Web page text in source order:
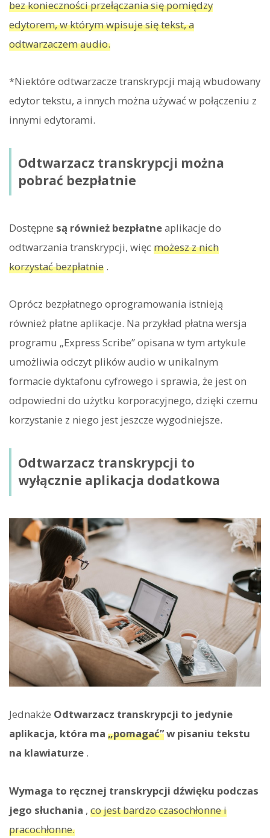
bez konieczności przełączania się pomiędzy
edytorem, w którym wpisuje się tekst, a
odtwarzaczem audio.
*Niektóre odtwarzacze transkrypcji mają wbudowany
edytor tekstu, a innych można używać w połączeniu z
innymi edytorami.
Odtwarzacz transkrypcji można
pobrać bezpłatnie
Dostępne są również bezpłatneaplikacje do
odtwarzania transkrypcji, więcmożesz z nich
korzystać bezpłatnie .
Oprócz bezpłatnego oprogramowania istnieją
również płatne aplikacje. Na przykład płatna wersja
programu „Express Scribe” opisana w tym artykule
umożliwia odczyt plików audio w unikalnym
formacie dyktafonu cyfrowego i sprawia, że ​​jest on
odpowiedni do użytku korporacyjnego, dzięki czemu
korzystanie z niego jest jeszcze wygodniejsze.
Odtwarzacz transkrypcji to
wyłącznie aplikacja dodatkowa
Jednakże Odtwarzacz transkrypcji to jedynie
aplikacja, która ma „pomagać”w pisaniu tekstu
na klawiaturze .
Wymaga to ręcznej transkrypcji dźwięku podczas
jego słuchania , co jest bardzo czasochłonne i
pracochłonne.